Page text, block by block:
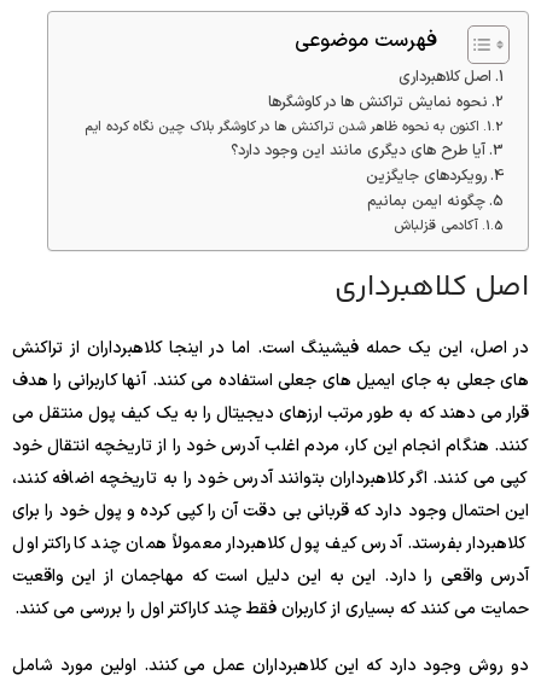
فهرست موضوعی
اصل کلاهبرداری
نحوه نمایش تراکنش ها در کاوشگرها
اکنون به نحوه ظاهر شدن تراکنش ها در کاوشگر بلاک چین نگاه کرده ایم
آیا طرح های دیگری مانند این وجود دارد؟
رویکردهای جایگزین
چگونه ایمن بمانیم
آکادمی قزلباش
اصل کلاهبرداری
در اصل، این یک حمله فیشینگ است. اما در اینجا کلاهبرداران از تراکنش
های جعلی به جای ایمیل های جعلی استفاده می کنند. آنها کاربرانی را هدف
قرار می دهند که به طور مرتب ارزهای دیجیتال را به یک کیف پول منتقل می
کنند. هنگام انجام این کار، مردم اغلب آدرس خود را از تاریخچه انتقال خود
کپی می کنند. اگر کلاهبرداران بتوانند آدرس خود را به تاریخچه اضافه کنند،
این احتمال وجود دارد که قربانی بی دقت آن را کپی کرده و پول خود را برای
کلاهبردار بفرستد. آدرس کیف پول کلاهبردار معمولاً همان چند کاراکتر اول
آدرس واقعی را دارد. این به این دلیل است که مهاجمان از این واقعیت
حمایت می کنند که بسیاری از کاربران فقط چند کاراکتر اول را بررسی می کنند.
دو روش وجود دارد که این کلاهبرداران عمل می کنند. اولین مورد شامل